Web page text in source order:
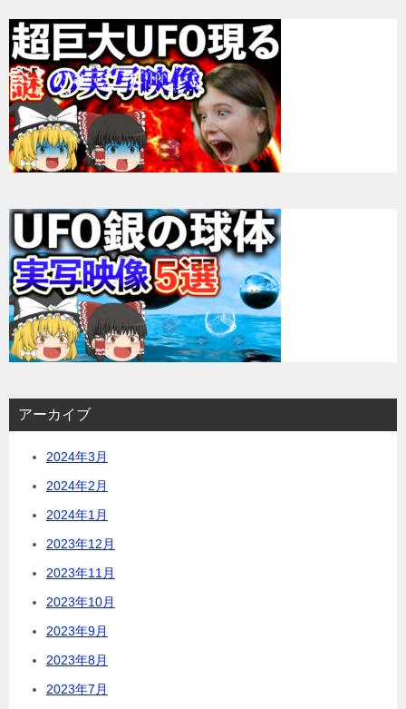
シ
ョ
ン
アーカイブ
2024年3月
2024年2月
2024年1月
2023年12月
2023年11月
2023年10月
2023年9月
2023年8月
2023年7月